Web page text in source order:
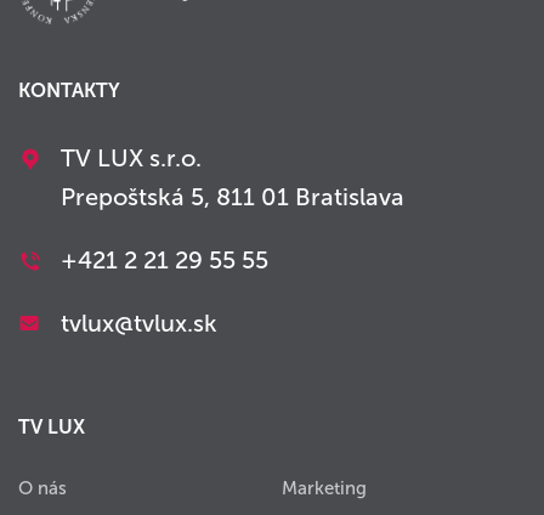
KONTAKTY
TV LUX s.r.o.
Prepoštská 5, 811 01 Bratislava
+421 2 21 29 55 55
tvlux@tvlux.sk
TV LUX
O nás Marketing